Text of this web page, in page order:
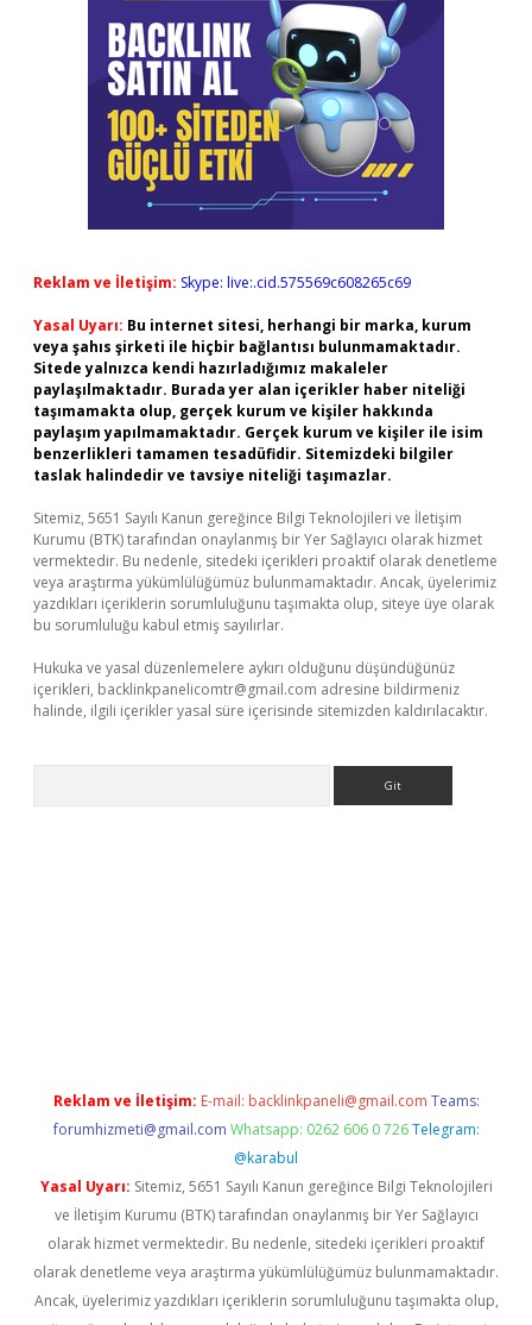
Reklam ve İletişim: Skype: live:.cid.575569c608265c69
Yasal Uyarı: Bu internet sitesi, herhangi bir marka, kurum
veya şahıs şirketi ile hiçbir bağlantısı bulunmamaktadır.
Sitede yalnızca kendi hazırladığımız makaleler
paylaşılmaktadır. Burada yer alan içerikler haber niteliği
taşımamakta olup, gerçek kurum ve kişiler hakkında
paylaşım yapılmamaktadır. Gerçek kurum ve kişiler ile isim
benzerlikleri tamamen tesadüfidir. Sitemizdeki bilgiler
taslak halindedir ve tavsiye niteliği taşımazlar.
Sitemiz, 5651 Sayılı Kanun gereğince Bilgi Teknolojileri ve İletişim
Kurumu (BTK) tarafından onaylanmış bir Yer Sağlayıcı olarak hizmet
vermektedir. Bu nedenle, sitedeki içerikleri proaktif olarak denetleme
veya araştırma yükümlülüğümüz bulunmamaktadır. Ancak, üyelerimiz
yazdıkları içeriklerin sorumluluğunu taşımakta olup, siteye üye olarak
bu sorumluluğu kabul etmiş sayılırlar.
Hukuka ve yasal düzenlemelere aykırı olduğunu düşündüğünüz
içerikleri, backlinkpanelicomtr@gmail.com adresine bildirmeniz
halinde, ilgili içerikler yasal süre içerisinde sitemizden kaldırılacaktır.
Reklam ve İletişim: E-mail: backlinkpaneli@gmail.com Teams:
forumhizmeti@gmail.com Whatsapp: 0262 606 0 726 Telegram:
@karabul
Yasal Uyarı: Sitemiz, 5651 Sayılı Kanun gereğince Bilgi Teknolojileri
ve İletişim Kurumu (BTK) tarafından onaylanmış bir Yer Sağlayıcı
olarak hizmet vermektedir. Bu nedenle, sitedeki içerikleri proaktif
olarak denetleme veya araştırma yükümlülüğümüz bulunmamaktadır.
Ancak, üyelerimiz yazdıkları içeriklerin sorumluluğunu taşımakta olup,